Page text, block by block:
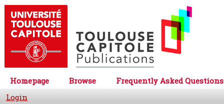
Homepage Browse
Frequently Asked Questions
Login